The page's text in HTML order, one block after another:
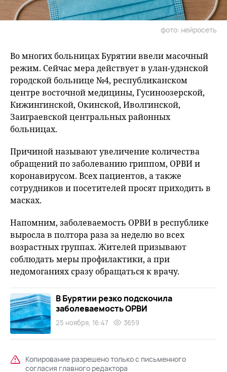
фото: нейросеть
Во многих больницах Бурятии ввели масочный
режим. Сейчас мера действует в улан-удэнской
городской больнице №4, республиканском
центре восточной медицины, Гусиноозерской,
Кижингинской, Окинской, Иволгинской,
Заиграевской центральных районных
больницах.
Причиной называют увеличение количества
обращений по заболеванию гриппом, ОРВИ и
коронавирусом. Всех пациентов, а также
сотрудников и посетителей просят приходить в
масках.
Напомним, заболеваемость ОРВИ в республике
выросла в полтора раза за неделю во всех
возрастных группах. Жителей призывают
соблюдать меры профилактики, а при
недомоганиях сразу обращаться к врачу.
В Бурятии резко подскочила
заболеваемость ОРВИ
25 ноября, 16:47 3659
Копирование разрешено только с письменного
согласия главного редактора